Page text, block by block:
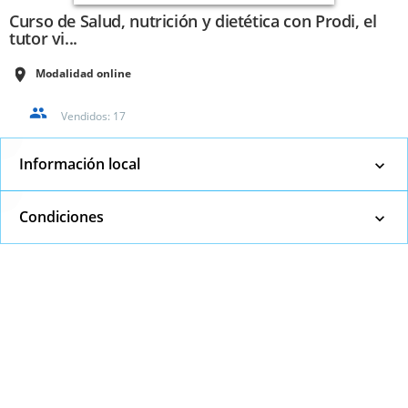
Curso de Salud, nutrición y dietética con Prodi, el
tutor vi...
Modalidad online
Vendidos: 17
Información local
Condiciones